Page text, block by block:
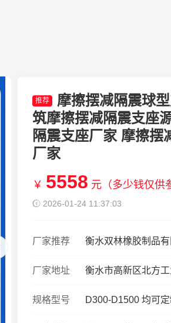
推荐
摩擦摆减隔震球
筑摩擦摆减隔震支座
隔震支座厂家 摩擦摆
厂家
￥ 5558 元（多少钱仅供
2026-01-24 11:37:03
厂家推荐 衡水双林橡胶制品有
厂家地址 衡水市高新区北方
规格型号 D300-D1500 均可定